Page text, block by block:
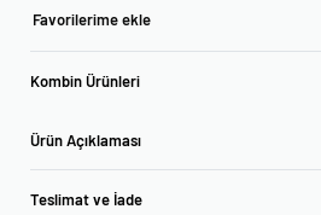
Favorilerime ekle
Kombin Ürünleri
Ürün Açıklaması
Teslimat ve İade